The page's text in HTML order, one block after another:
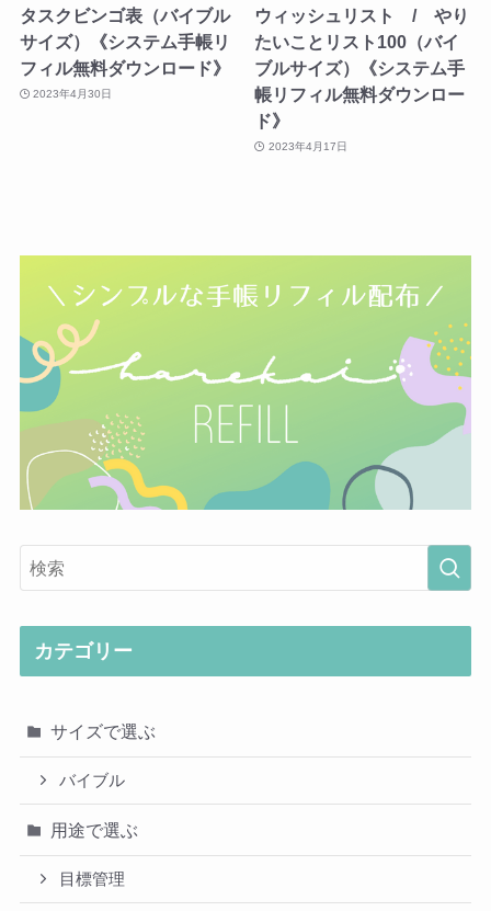
タスクビンゴ表（バイブル
サイズ）《システム手帳リ
フィル無料ダウンロード》
2023年4月30日
ウィッシュリスト / やり
たいことリスト100（バイ
ブルサイズ）《システム手
帳リフィル無料ダウンロー
ド》
2023年4月17日
カテゴリー
サイズで選ぶ
バイブル
用途で選ぶ
目標管理